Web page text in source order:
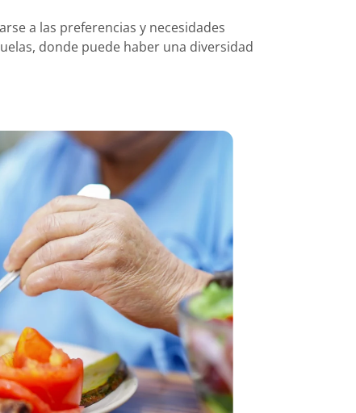
a las preferencias y necesidades
donde puede haber una diversidad